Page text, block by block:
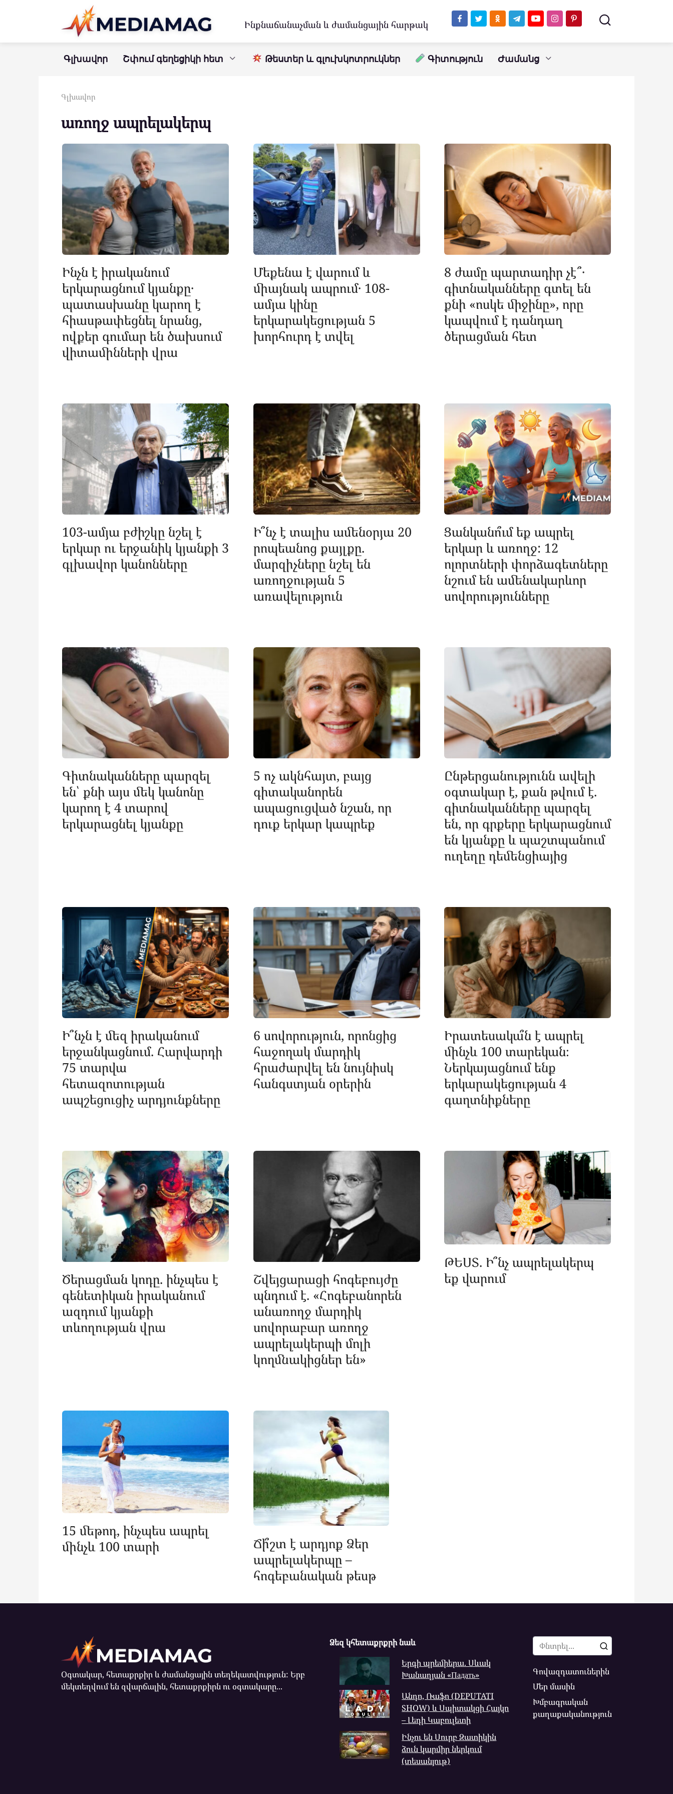
Ինքնաճանաչման և ժամանցային հարթակ
Գլխավոր Շփում գեղեցիկի հետ Թեստեր և գլուխկոտրուկներ Գիտություն Ժամանց
Գլխավոր
առողջ ապրելակերպ
Ինչն է իրականում
երկարացնում կյանքը․
պատասխանը կարող է
հիասթափեցնել նրանց,
ովքեր գումար են ծախսում
վիտամինների վրա
Մեքենա է վարում և
միայնակ ապրում․ 108-
ամյա կինը
երկարակեցության 5
խորհուրդ է տվել
8 ժամը պարտադիր չէ՞․
գիտնականները գտել են
քնի «ոսկե միջինը», որը
կապվում է դանդաղ
ծերացման հետ
103-ամյա բժիշկը նշել է
երկար ու երջանիկ կյանքի 3
գլխավոր կանոնները
Ի՞նչ է տալիս ամենօրյա 20
րոպեանոց քայլքը.
մարզիչները նշել են
առողջության 5
առավելություն
Ցանկանո՞ւմ եք ապրել
երկար և առողջ: 12
ոլորտների փորձագետները
նշում են ամենակարևոր
սովորությունները
Գիտնականները պարզել
են՝ քնի այս մեկ կանոնը
կարող է 4 տարով
երկարացնել կյանքը
5 ոչ ակնհայտ, բայց
գիտականորեն
ապացուցված նշան, որ
դուք երկար կապրեք
Ընթերցանությունն ավելի
օգտակար է, քան թվում է.
գիտնականները պարզել
են, որ գրքերը երկարացնում
են կյանքը և պաշտպանում
ուղեղը դեմենցիայից
Ի՞նչն է մեզ իրականում
երջանկացնում. Հարվարդի
75 տարվա
հետազոտության
ապշեցուցիչ արդյունքները
6 սովորություն, որոնցից
հաջողակ մարդիկ
հրաժարվել են նույնիսկ
հանգստյան օրերին
Իրատեսակա՞ն է ապրել
մինչև 100 տարեկան։
Ներկայացնում ենք
երկարակեցության 4
գաղտնիքները
Ծերացման կոդը. ինչպես է
գենետիկան իրականում
ազդում կյանքի
տևողության վրա
Շվեյցարացի հոգեբույժը
պնդում է. «Հոգեբանորեն
անառողջ մարդիկ
սովորաբար առողջ
ապրելակերպի մոլի
կողմնակիցներ են»
ԹԵՍՏ. Ի՞նչ ապրելակերպ
եք վարում
15 մեթոդ, ինչպես ապրել
մինչև 100 տարի
Ճի՞շտ է արդյոք Ձեր
ապրելակերպը –
հոգեբանական թեսթ
Օգտակար, հետաքրքիր և ժամանցային տեղեկատվություն: Երբ
մեկտեղվում են զվարճալին, հետաքրքիրն ու օգտակարը...
Ձեզ կհետաքրքրի նաև
Երգի պրեմիերա. Սևակ
Խանաղյան «Падать»
Անդո, Ռաֆո (DEPUTATI
SHOW) և Սպիտակցի Հայկո
– Լեդի Կաբուլետի
Ինչու են Սուրբ Զատիկին
ձուն կարմիր ներկում
(տեսանյութ)
Search
for:
Գովազդատուներին
Մեր մասին
Խմբագրական
քաղաքականություն